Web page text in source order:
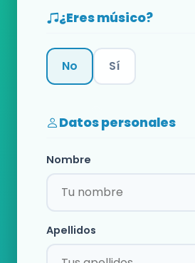
¿Eres músico?
No Sí
Datos personales
Nombre
Apellidos